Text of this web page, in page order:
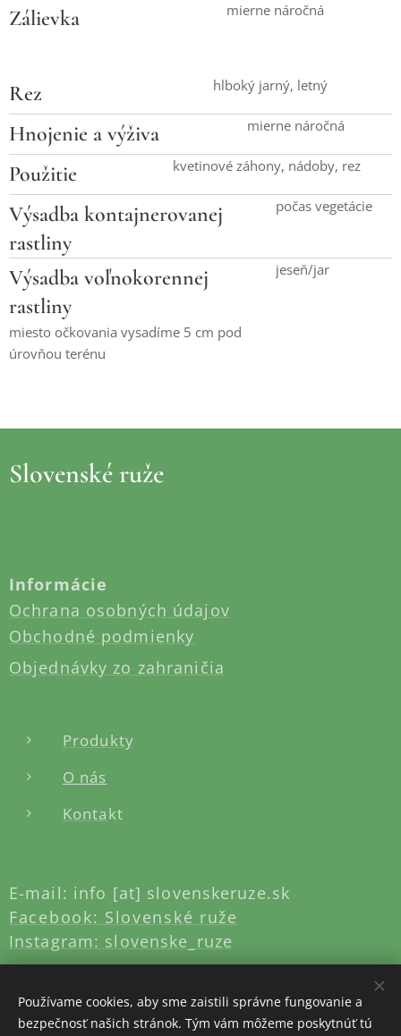
Zálievka mierne náročná
Rez hlboký jarný, letný
Hnojenie a výživa mierne náročná
Použitie kvetinové záhony, nádoby, rez
Výsadba kontajnerovanej
rastliny
počas vegetácie
Výsadba voľnokorennej
rastliny
miesto očkovania vysadíme 5 cm pod
úrovňou terénu
jeseň/jar
Slovenské ruže
Informácie
Ochrana osobných údajov
Obchodné podmienky
Objednávky zo zahraničia
Produkty
O nás
Kontakt
E-mail: info [at] slovenskeruze.sk
Facebook: Slovenské ruže
Instagram: slovenske_ruze
Používame cookies, aby sme zaistili správne fungovanie a
bezpečnosť našich stránok. Tým vám môžeme poskytnúť tú